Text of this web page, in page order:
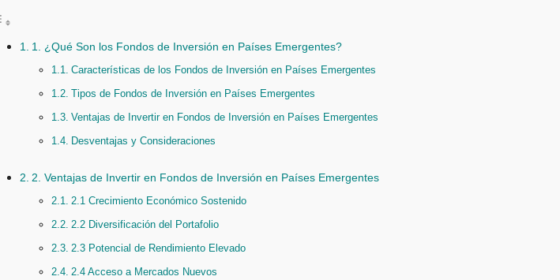
1. ¿Qué Son los Fondos de Inversión en Países Emergentes?
Características de los Fondos de Inversión en Países Emergentes
Tipos de Fondos de Inversión en Países Emergentes
Ventajas de Invertir en Fondos de Inversión en Países Emergentes
Desventajas y Consideraciones
2. Ventajas de Invertir en Fondos de Inversión en Países Emergentes
2.1 Crecimiento Económico Sostenido
2.2 Diversificación del Portafolio
2.3 Potencial de Rendimiento Elevado
2.4 Acceso a Mercados Nuevos